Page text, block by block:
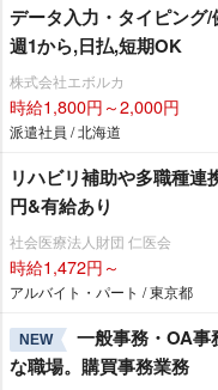
データ入力・タイピング
週1から,日払,短期OK
株式会社エボルカ
時給1,800円～2,000円
派遣社員 / 北海道
リハビリ補助や多職種連
円&有給あり
社会医療法人財団 仁医会
時給1,472円～
アルバイト・パート / 東京都
NEW
一般事務・OA事
な職場。購買事務業務